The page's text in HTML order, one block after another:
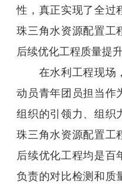
性，真正实现了全过
珠三角水资源配置工
后续优化工程质量提
在水利工程现场，
动员青年团员担当作
组织的引领力、组织
珠三角水资源配置工
后续优化工程均是百
负责的对比检测和质